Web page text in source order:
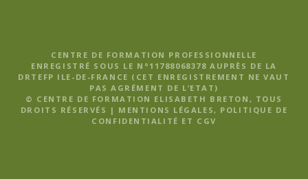
CENTRE DE FORMATION PROFESSIONNELLE
ENREGISTRÉ SOUS LE N°11788068378 AUPRÈS DE LA
DRTEFP ILE-DE-FRANCE (CET ENREGISTREMENT NE VAUT
PAS AGRÉMENT DE L’ETAT)
© CENTRE DE FORMATION ELISABETH BRETON, TOUS
DROITS RÉSERVÉS | MENTIONS LÉGALES, POLITIQUE DE
CONFIDENTIALITÉ ET CGV